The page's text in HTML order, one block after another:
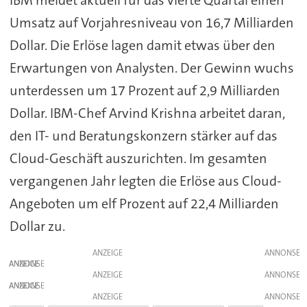
Umsatz auf Vorjahresniveau von 16,7 Milliarden
Dollar. Die Erlöse lagen damit etwas über den
Erwartungen von Analysten. Der Gewinn wuchs
unterdessen um 17 Prozent auf 2,9 Milliarden
Dollar. IBM-Chef Arvind Krishna arbeitet daran,
den IT- und Beratungskonzern stärker auf das
Cloud-Geschäft auszurichten. Im gesamten
vergangenen Jahr legten die Erlöse aus Cloud-
Angeboten um elf Prozent auf 22,4 Milliarden
Dollar zu.
ANZEIGE
ANZEIGE
ANZEIGE
ANZEIGE
ANZEIGE